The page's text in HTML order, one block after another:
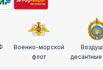
Военно-морской
флот
десантные